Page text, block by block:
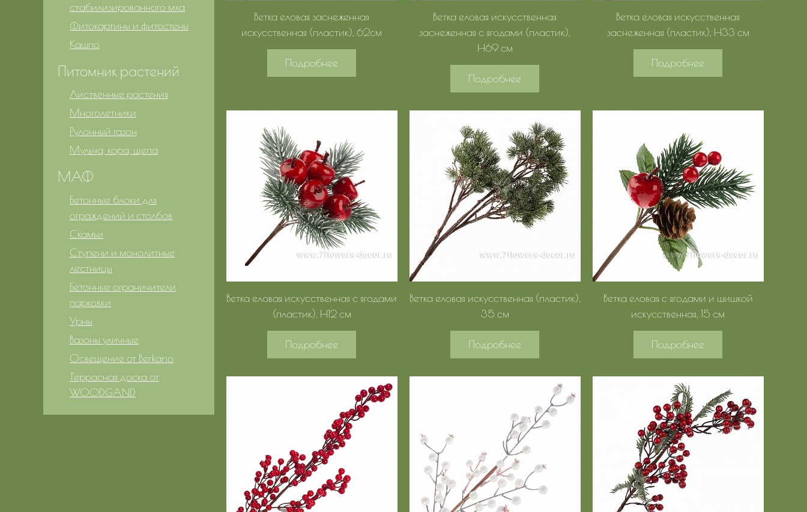
Ветка еловая заснеженная
искусственная (пластик), 62см
Подробнее
Ветка еловая искусственная
заснеженная с ягодами (пластик),
H69 см
Подробнее
Ветка еловая искусственная
заснеженная (пластик), H33 см
Подробнее
Ветка еловая искусственная с ягодами
(пластик), H12 см
Подробнее
Ветка еловая искусственная (пластик),
35 см
Подробнее
Ветка еловая с ягодами и шишкой
искусственная, 15 см
Подробнее
стабилизированного мха
Фитокартины и фитостены
Кашпо
Питомник растений
Лиственные растения
Многолетники
Рулонный газон
Мульча, кора, щепа
МАФ
Бетонные блоки для
ограждений и столбов
Скамьи
Ступени и монолитные
лестницы
Бетонные ограничители
парковки
Урны
Вазоны уличные
Освещение от Berkano
Террасная доска от
WOODGAND